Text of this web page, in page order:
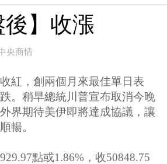
後】收漲
央商情
紅，創兩個月來最佳單日表
。稍早總統川普宣布取消今晚
界期待美伊即將達成協議，讓
暢。
點或1.86%，收50848.75